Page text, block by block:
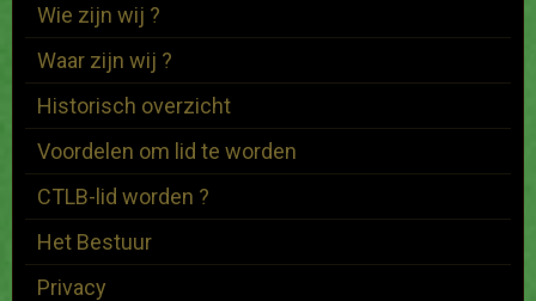
Wie zijn wij ?
Waar zijn wij ?
Historisch overzicht
Voordelen om lid te worden
CTLB-lid worden ?
Het Bestuur
Privacy